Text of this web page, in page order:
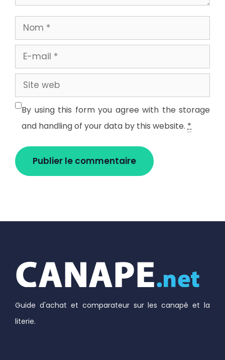
Nom
mail
Site
web
By using this form you agree with the storage
and handling of your data by this website. *
Guide d'achat et comparateur sur les canapé et la
literie.